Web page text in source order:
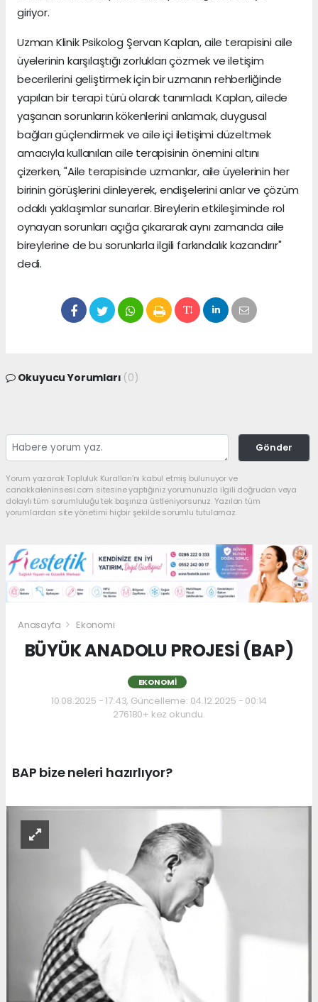
giriyor.
Uzman Klinik Psikolog Şervan Kaplan, aile terapisini aile
üyelerinin karşılaştığı zorlukları çözmek ve iletişim
becerilerini geliştirmek için bir uzmanın rehberliğinde
yapılan bir terapi türü olarak tanımladı. Kaplan, ailede
yaşanan sorunların kökenlerini anlamak, duygusal
bağları güçlendirmek ve aile içi iletişimi düzeltmek
amacıyla kullanılan aile terapisinin önemini altını
çizerken, "Aile terapisinde uzmanlar, aile üyelerinin her
birinin görüşlerini dinleyerek, endişelerini anlar ve çözüm
odaklı yaklaşımlar sunarlar. Bireylerin etkileşiminde rol
oynayan sorunları açığa çıkararak aynı zamanda aile
bireylerine de bu sorunlarla ilgili farkındalık kazandırır"
dedi.
Okuyucu Yorumları (0)
Gönder
Yorum yazarak Topluluk Kuralları’nı kabul etmiş bulunuyor ve
canakkaleninsesi.com sitesine yaptığınız yorumunuzla ilgili doğrudan veya
dolaylı tüm sorumluluğu tek başınıza üstleniyorsunuz. Yazılan tüm
yorumlardan site yönetimi hiçbir şekilde sorumlu tutulamaz.
Anasayfa Ekonomi
BÜYÜK ANADOLU PROJESİ (BAP)
EKONOMI
10.08.2025 - 17:43, Güncelleme: 04.12.2025 - 00:14
276180+ kez okundu.
BAP bize neleri hazırlıyor?